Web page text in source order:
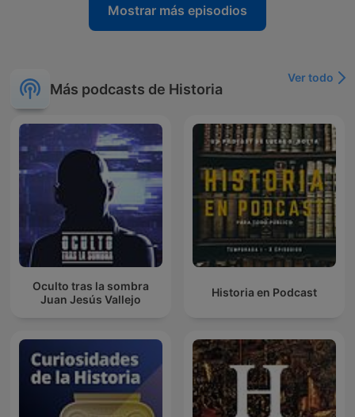
Mostrar más episodios
Más podcasts de Historia
Ver todo
Oculto tras la sombra
Juan Jesús Vallejo
Historia en Podcast